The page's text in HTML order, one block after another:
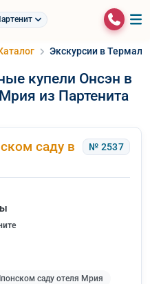
Экскурсии в
купели Онсэн в
из Партенита
саду в
№ 2537
саду отеля Мрия